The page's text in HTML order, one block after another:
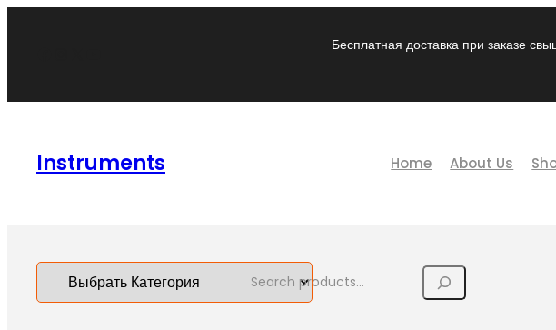
Бесплатная доставка при заказе
Instruments Home About Us
S
e